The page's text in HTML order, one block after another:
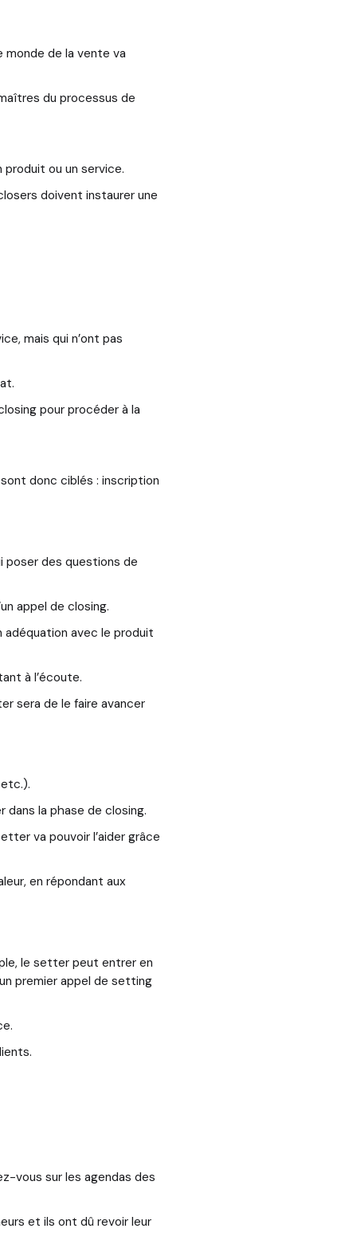
de la vente va
du processus de
ou un service.
doivent instaurer une
mais qui n’ont pas
pour procéder à la
donc ciblés : inscription
poser des questions de
appel de closing.
adéquation avec le produit
à l’écoute.
sera de le faire avancer
la phase de closing.
va pouvoir l’aider grâce
en répondant aux
le setter peut entrer en
premier appel de setting
vous sur les agendas des
et ils ont dû revoir leur